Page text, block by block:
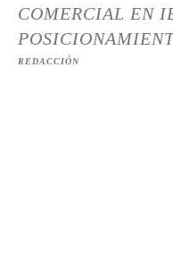
COMERCIAL EN
REDACCIÓN